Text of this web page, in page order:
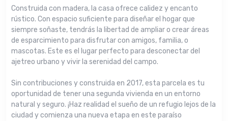
Construida con madera, la casa ofrece calidez y encanto
rústico. Con espacio suficiente para diseñar el hogar que
siempre soñaste, tendrás la libertad de ampliar o crear áreas
de esparcimiento para disfrutar con amigos, familia, o
mascotas. Este es el lugar perfecto para desconectar del
ajetreo urbano y vivir la serenidad del campo.
Sin contribuciones y construida en 2017, esta parcela es tu
oportunidad de tener una segunda vivienda en un entorno
natural y seguro. ¡Haz realidad el sueño de un refugio lejos de la
ciudad y comienza una nueva etapa en este paraíso